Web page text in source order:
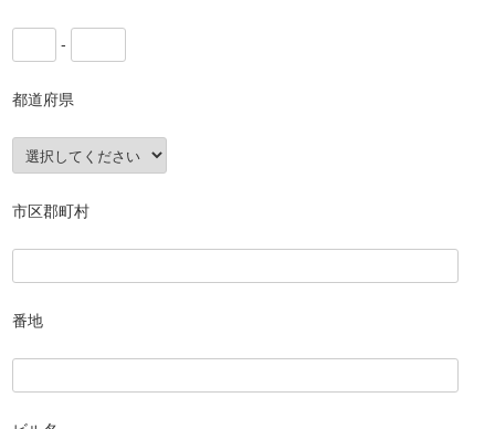
-
都道府県
市区郡町村
番地